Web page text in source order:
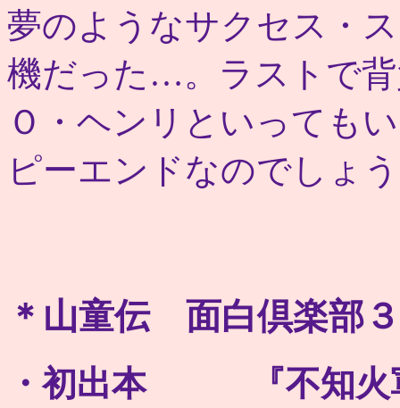
夢のようなサクセス・
機だった…。ラストで
Ｏ・ヘンリといっても
ピーエンドなのでしょ
＊山童伝 面白倶楽部
・初出本 『不知火